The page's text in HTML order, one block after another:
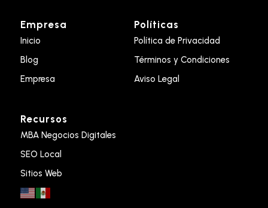
Empresa
Inicio
Blog
Empresa
Políticas
Política de Privacidad
Términos y Condiciones
Aviso Legal
Recursos
MBA Negocios Digitales
SEO Local
Sitios Web